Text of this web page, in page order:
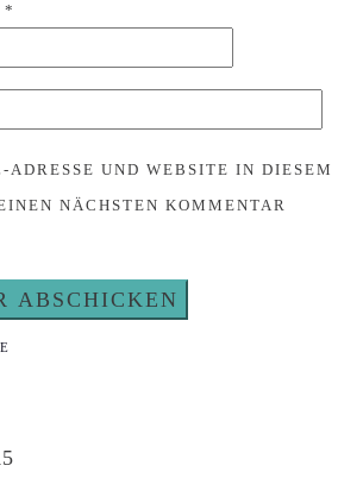
*
UND WEBSITE IN DIESEM
NÄCHSTEN KOMMENTAR